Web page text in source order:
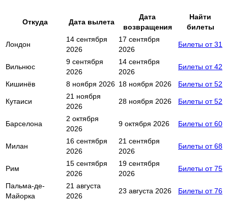
Откуда Дата вылета
Дата
возвращения
Найти
билеты
Лондон
14 сентября
2026
17 сентября
2026
Билеты от 31
Вильнюс
9 сентября
2026
14 сентября
2026
Билеты от 42
Кишинёв 8 ноября 2026 18 ноября 2026 Билеты от 52
Кутаиси
21 ноября
2026
28 ноября 2026 Билеты от 52
Барселона
2 октября
2026
9 октября 2026 Билеты от 60
Милан
16 сентября
2026
21 сентября
2026
Билеты от 68
Рим
15 сентября
2026
19 сентября
2026
Билеты от 75
Пальма-де-
Майорка
21 августа
2026
23 августа 2026 Билеты от 76